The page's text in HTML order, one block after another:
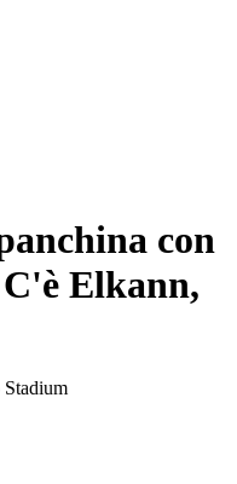
con
Elkann,
Stadium